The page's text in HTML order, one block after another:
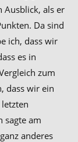
Ausblick, als er
Da sind
ich, dass wir
es in
zum
dass wir ein
sagte am
anderes